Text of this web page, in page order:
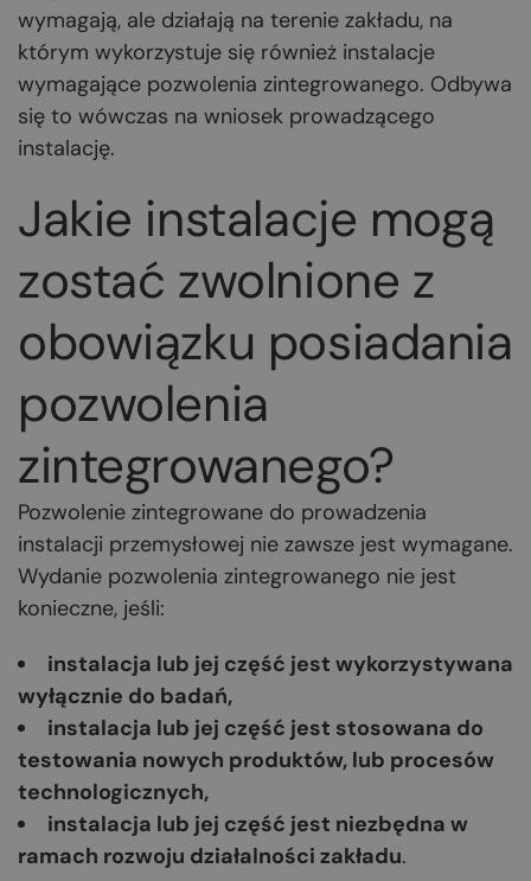
wymagają, ale działają na terenie zakładu, na
którym wykorzystuje się również instalacje
wymagające pozwolenia zintegrowanego. Odbywa
się to wówczas na wniosek prowadzącego
instalację.
Jakie instalacje mogą
zostać zwolnione z
obowiązku posiadania
pozwolenia
zintegrowanego?
Pozwolenie zintegrowane do prowadzenia
instalacji przemysłowej nie zawsze jest wymagane.
Wydanie pozwolenia zintegrowanego nie jest
konieczne, jeśli:
instalacja lub jej część jest wykorzystywana
wyłącznie do badań,
instalacja lub jej część jest stosowana do
testowania nowych produktów, lub procesów
technologicznych,
instalacja lub jej część jest niezbędna w
ramach rozwoju działalności zakładu.